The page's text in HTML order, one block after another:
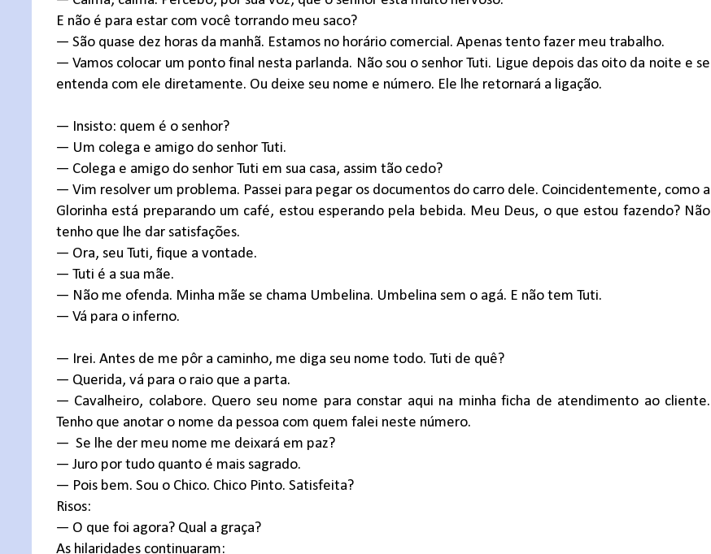
E não é para estar com você torrando meu saco?
— São quase dez horas da manhã. Estamos no horário comercial. Apenas tento fazer meu trabalho.
— Vamos colocar um ponto final nesta parlanda. Não sou o senhor Tuti. Ligue depois das oito da noite e se
entenda com ele diretamente. Ou deixe seu nome e número. Ele lhe retornará a ligação.
— Insisto: quem é o senhor?
— Um colega e amigo do senhor Tuti.
— Colega e amigo do senhor Tuti em sua casa, assim tão cedo?
— Vim resolver um problema. Passei para pegar os documentos do carro dele. Coincidentemente, como a
Glorinha está preparando um café, estou esperando pela bebida. Meu Deus, o que estou fazendo? Não
tenho que lhe dar satisfações.
— Ora, seu Tuti, fique a vontade.
— Tuti é a sua mãe.
— Não me ofenda. Minha mãe se chama Umbelina. Umbelina sem o agá. E não tem Tuti.
— Vá para o inferno.
— Irei. Antes de me pôr a caminho, me diga seu nome todo. Tuti de quê?
— Querida, vá para o raio que a parta.
— Cavalheiro, colabore. Quero seu nome para constar aqui na minha ficha de atendimento ao cliente.
Tenho que anotar o nome da pessoa com quem falei neste número.
— Se lhe der meu nome me deixará em paz?
— Juro por tudo quanto é mais sagrado.
— Pois bem. Sou o Chico. Chico Pinto. Satisfeita?
Risos:
— O que foi agora? Qual a graça?
As hilaridades continuaram: